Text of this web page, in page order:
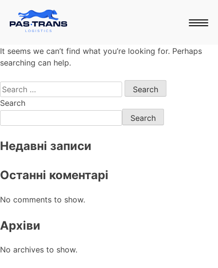
Nothing Found
It seems we can’t find what you’re looking for. Perhaps
searching can help.
Search
Search
Недавні записи
Останні коментарі
No comments to show.
Архіви
No archives to show.